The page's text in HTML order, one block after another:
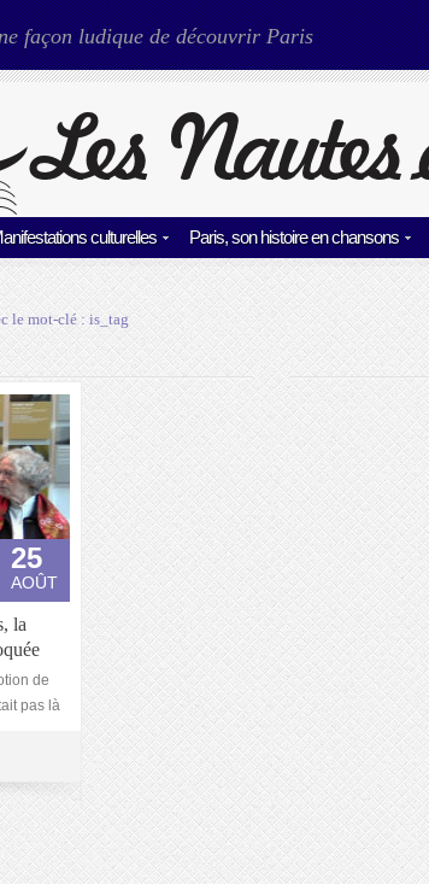
façon ludique de découvrir Paris
culturelles Paris, son histoire en chansons
le mot-clé :is_tag
25
AOÛT
la
de
pas là